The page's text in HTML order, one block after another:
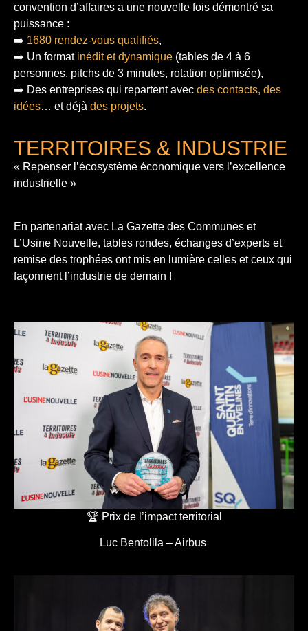
convention d’affaires a une nouvelle fois démontré sa
puissance :
➡️ 1680 rendez-vous qualifiés,
➡️ Un format inédit et dynamique (tables de 4 à 6
personnes, pitchs de 3 minutes, rotation optimisée),
➡️ Des entreprises qui repartent avec des contacts, des
idées… et déjà des projets.
TERRITOIRES & INDUSTRIE
« Repenser l’écosystème économique vers l’excellence
industrielle »
En partenariat avec La Gazette des Communes et
L’Usine Nouvelle, tables rondes, échanges d’experts et
remise des trophées ont mis en lumière celles et ceux qui
façonnent l’industrie de demain !
🏆 Prix de l’impact territorial
Luc Bentolila – Airbus